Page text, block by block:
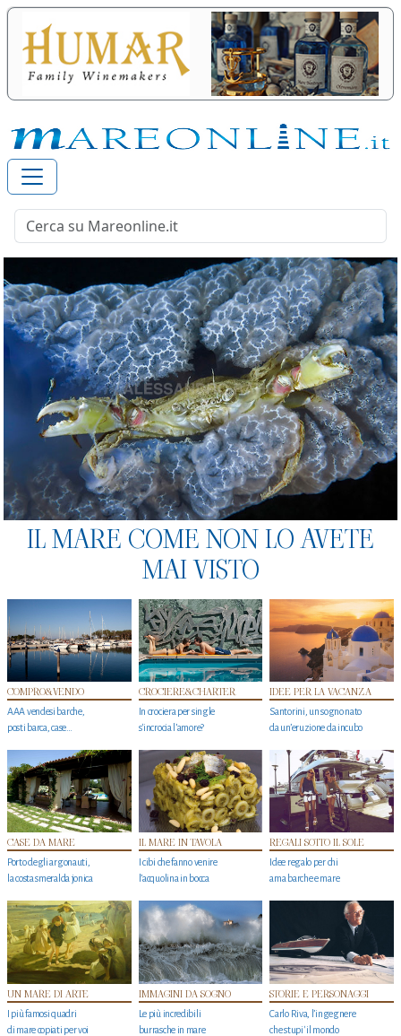
IL MARE COME NON LO AVETE
MAI VISTO
COMPRO&VENDO
AAA vendesi barche,
posti barca, case…
CROCIERE&CHARTER
In crociera per single
s'incrocia l’amore?
IDEE PER LA VACANZA
Santorini, un sogno nato
da un’eruzione da incubo
CASE DA MARE
Porto degli argonauti,
la costa smeralda jonica
IL MARE IN TAVOLA
I cibi che fanno venire
l’acquolina in bocca
REGALI SOTTO IL SOLE
Idee regalo per chi
ama barche e mare
UN MARE DI ARTE
I più famosi quadri
di mare copiati per voi
IMMAGINI DA SOGNO
Le più incredibili
burrasche in mare
STORIE E PERSONAGGI
Carlo Riva, l’ingegnere
che stupi' il mondo